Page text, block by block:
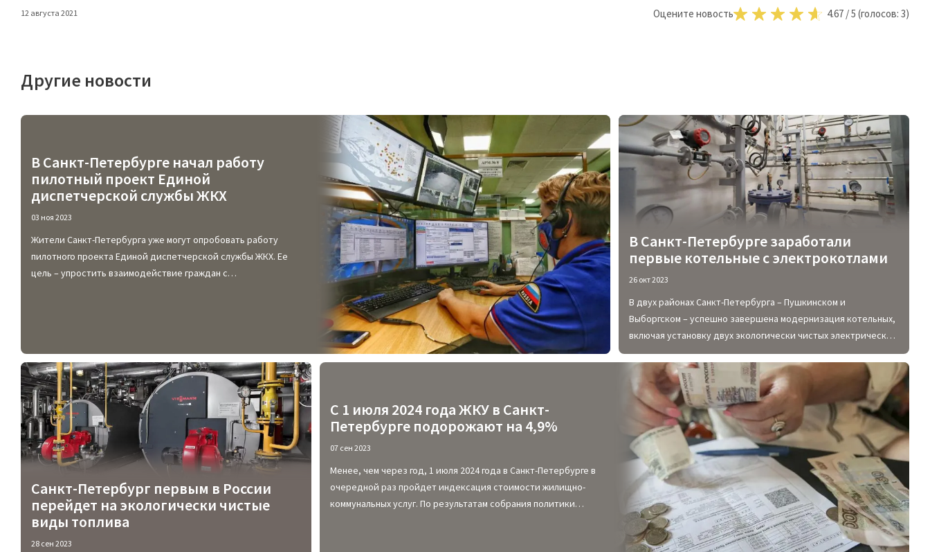
12 августа 2021 Оцените новость 4.67 /5 (голосов: 3)
Другие новости
В Санкт-Петербурге начал работу
пилотный проект Единой
диспетчерской службы ЖКХ
03 ноя 2023
Жители Санкт-Петербурга уже могут опробовать работу
пилотного проекта Единой диспетчерской службы ЖКХ. Ее
цель – упростить взаимодействие граждан с
В Санкт-Петербурге заработали
первые котельные с электрокотлами
26 окт 2023
В двух районах Санкт-Петербурга – Пушкинском и
Выборгском – успешно завершена модернизация котельных,
включая установку двух экологически чистых электрических
котлов. Оба изготовлены в Питере, каждый выдает тепловую
мощность 25 кВт.
Санкт-Петербург первым в России
перейдет на экологически чистые
виды топлива
28 сен 2023
С 1 июля 2024 года ЖКУ в Санкт-
Петербурге подорожают на 4,9%
07 сен 2023
Менее, чем через год, 1 июля 2024 года в Санкт-Петербурге в
очередной раз пройдет индексация стоимости жилищно-
коммунальных услуг. По результатам собрания политики